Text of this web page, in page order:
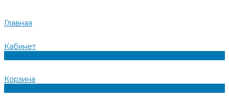
Главная
Кабинет
Корзина